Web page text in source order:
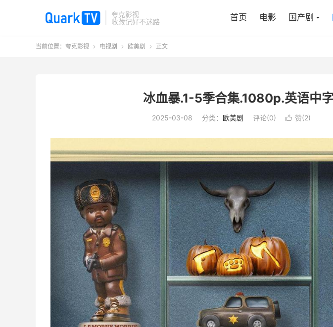
夸克影视
收藏记好不迷路
首页 电影 国产剧
当前位置： 夸克影视  电视剧  欧美剧  正文
冰血暴.1-5季合集.1080p.英语中
2025-03-08 分类： 欧美剧 评论(0)  赞(2)